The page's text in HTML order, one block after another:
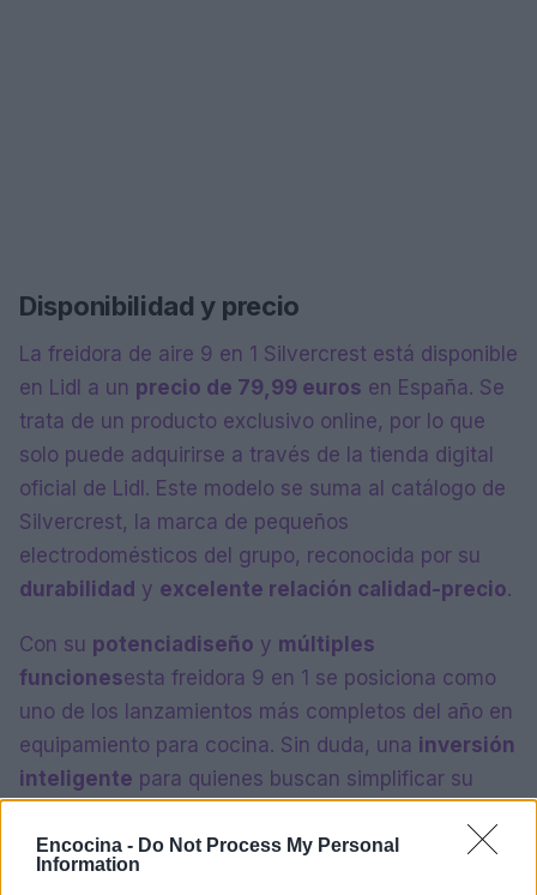
Encocina - Do Not Process My Personal
Information
Disponibilidad y precio
La freidora de aire 9 en 1 Silvercrest está disponible
en Lidl a un precio de 79,99 euros en España. Se
trata de un producto exclusivo online, por lo que
solo puede adquirirse a través de la tienda digital
oficial de Lidl. Este modelo se suma al catálogo de
Silvercrest, la marca de pequeños
electrodomésticos del grupo, reconocida por su
durabilidad y excelente relación calidad-precio.
Con su potenciadiseño y múltiples
funcionesesta freidora 9 en 1 se posiciona como
uno de los lanzamientos más completos del año en
equipamiento para cocina. Sin duda, una inversión
inteligente para quienes buscan simplificar su
sabor.